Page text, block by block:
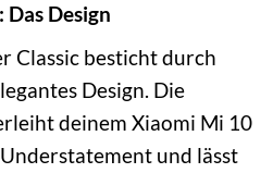
Design
Classic besticht durch
Design. Die
deinem Xiaomi Mi 10
und lässt